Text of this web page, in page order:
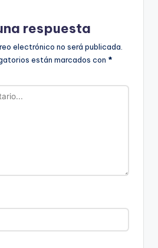
respuesta
electrónico no será publicada.
están marcados con *